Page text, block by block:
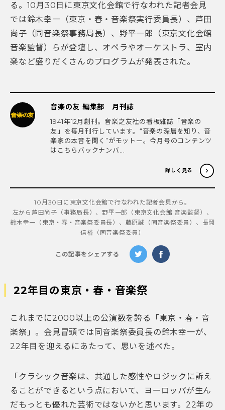
る。10月30日に東京文化会館で行なわれた記者会見
では鈴木幸一（東京・春・音楽祭実行委員長）、芦田
尚子（同音楽祭事務局長）、野平一郎（東京文化会館
音楽監督）らが登壇し、オペラやオーケストラ、室内
楽など盛りだくさんのプログラムが発表された。
音楽の友 編集部 月刊誌
1941年12月創刊。音楽之友社の看板雑誌「音楽の
友」を毎月刊行しています。“音楽の深層を知り、音
楽家の本音を聞く”がモットー。今月号のコンテンツ
はこちらバックナンバ...
詳しく見る
10月30日に東京文化会館で行なわれた記者会見から。
左から芦田尚子（事務局長）、野平一郎（東京文化会館 音楽監督）、
鈴木幸一（東京・春・音楽祭委員長）、藤原誠（同音楽祭委員）、長岡
信裕（同音楽祭委員）
この記事をシェアする
22年目の東京・春・音楽祭
これまでに2000以上の公演数を誇る「東京・春・音
楽祭」。会見冒頭では同音楽祭委員長の鈴木幸一が、
22年目を迎えるにあたって、思いを述べた。
「クラシック音楽は、共通した感性やロジックに訴え
ることができるという点において、ヨーロッパが生ん
だもっとも優れた芸術ではないかと思います。22年の